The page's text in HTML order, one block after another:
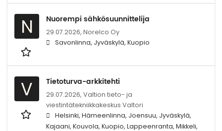
N Nuorempi sähkösuunnittelija
29.07.2026, Norelco Oy
Savonlinna, Jyväskylä, Kuopio
V Tietoturva-arkkitehti
29.07.2026, Valtion tieto- ja
viestintätekniikkakeskus Valtori
Helsinki, Hämeenlinna, Joensuu, Jyväskylä,
Kajaani, Kouvola, Kuopio, Lappeenranta, Mikkeli,